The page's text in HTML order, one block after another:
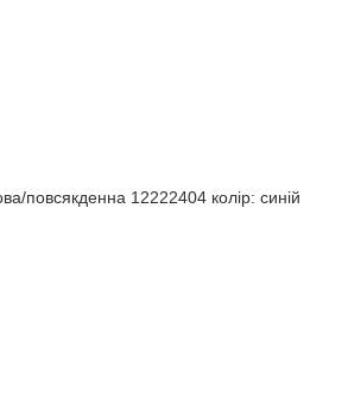
повсякденна 12222404 колiр: синій